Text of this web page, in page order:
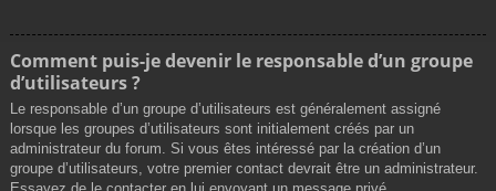
Comment puis-je devenir le responsable d’un groupe
d’utilisateurs ?
Le responsable d’un groupe d’utilisateurs est généralement assigné
lorsque les groupes d’utilisateurs sont initialement créés par un
administrateur du forum. Si vous êtes intéressé par la création d’un
groupe d’utilisateurs, votre premier contact devrait être un administrateur.